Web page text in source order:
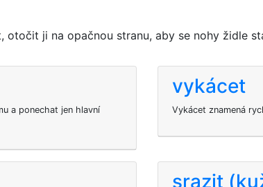
otočit ji na opačnou stranu, aby se nohy židle
a ponechat jen hlavní
vykácet
Vykácet znamená
srazit